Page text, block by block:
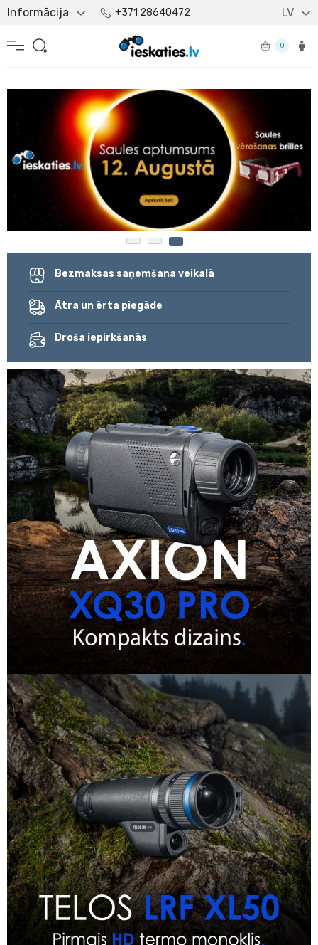
Informācija +371 28640472 LV
0
Bezmaksas saņemšana veikalā
Ātra un ērta piegāde
Droša iepirkšanās